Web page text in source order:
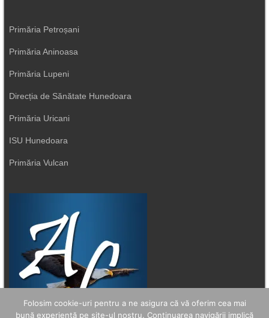
Primăria Petroșani
Primăria Aninoasa
Primăria Lupeni
Direcția de Sănătate Hunedoara
Primăria Uricani
ISU Hunedoara
Primăria Vulcan
Folosim cookie-uri pentru a ne asigura că vă oferim cea mai
bună experiență pe site-ul nostru. Continuarea navigării implică